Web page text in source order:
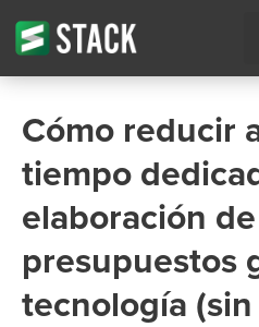
Cómo reducir
tiempo
elaboración de
presupuestos
tecnología